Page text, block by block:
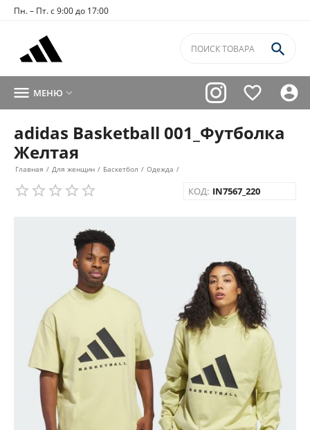
Пн. – Пт. с 9:00 до 17:00



 МЕНЮ 
adidas Basketball 001_Футболка
Желтая
Главная / Для женщин / Баскетбол / Одежда /
КОД: IN7567_220